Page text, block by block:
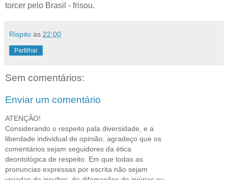
torcer pelo Brasil - frisou.
Rispito às 22:00
Partilhar
Sem comentários:
Enviar um comentário
ATENÇÃO!
Considerando o respeito pala diversidade, e a
liberdade individual de opinião, agradeço que os
comentários sejam seguidores da ética
deontológica de respeito. Em que todas as
pronuncias expressas por escrita não sejam